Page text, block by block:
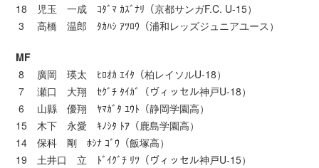
18 児玉 一成 ｺﾀﾞﾏ ｶｽﾞﾅﾘ（京都サンガF.C. U-15）
3 高橋 温郎 ﾀｶﾊｼ ｱﾂﾛｳ（浦和レッズジュニアユース）
MF
8 廣岡 瑛太 ﾋﾛｵｶ ｴｲﾀ（柏レイソルU-18）
7 瀬口 大翔 ｾｸﾞﾁ ﾀｲｶﾞ（ヴィッセル神戸U-18）
6 山縣 優翔 ﾔﾏｶﾞﾀ ﾕｳﾄ（静岡学園高）
15 木下 永愛 ｷﾉｼﾀ ﾄｱ（鹿島学園高）
14 保科 剛 ﾎｼﾅ ｺﾞｳ（飯塚高）
19 土井口 立 ﾄﾞｲｸﾞﾁ ﾘﾂ（ヴィッセル神戸U-15）